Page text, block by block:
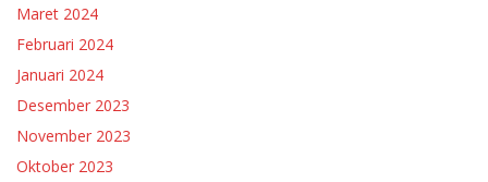
Maret 2024
Februari 2024
Januari 2024
Desember 2023
November 2023
Oktober 2023